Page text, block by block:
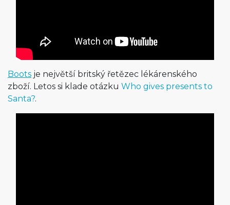
Boots je největší britský řetězec lékárenského
zboží. Letos si klade otázku Who gives presents to
Santa?.